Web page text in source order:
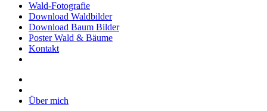
Wald-Fotografie
Download Waldbilder
Download Baum Bilder
Poster Wald & Bäume
Kontakt
Über mich